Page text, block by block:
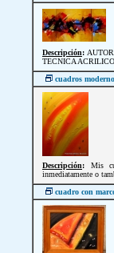
Descripción:
TECNICA
cuadros
Descripción: Mis
inmediatamente o
cuadro con